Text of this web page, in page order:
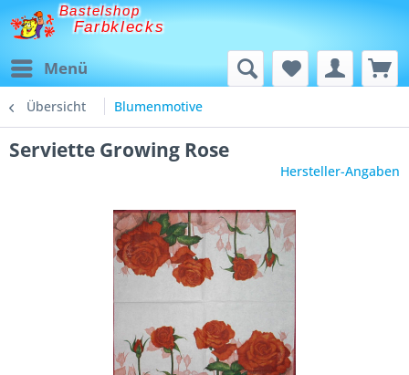
Bastelshop
Farbklecks
Menü
Übersicht Blumenmotive
Serviette Growing Rose
Hersteller-Angaben